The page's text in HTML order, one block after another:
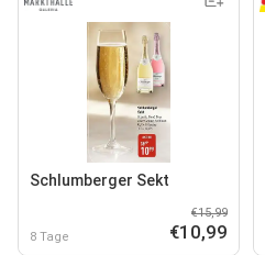
Schlumberger Sekt
8 Tage
€15,99
€10,99